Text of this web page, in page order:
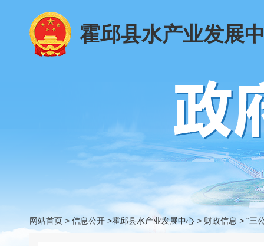
霍邱县水产业发展
网站首页 > 信息公开 >霍邱县水产业发展中心 > 财政信息 > “三